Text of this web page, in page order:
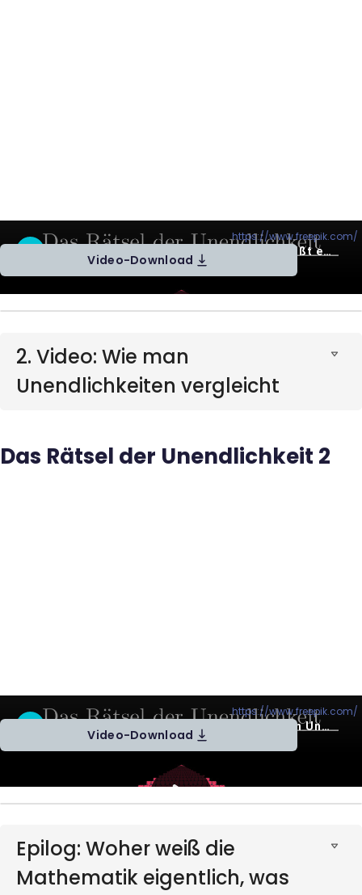
Was heißt eigentlich unendlich? (Icons vonhttps://www.freepik.com/
Video-Download
2. Video: Wie man
Unendlichkeiten vergleicht
Das Rätsel der Unendlichkeit 2
Wie man Unendlichkeiten vergleicht (https://www.freepik.com/
Video-Download
Epilog: Woher weiß die
Mathematik eigentlich, was